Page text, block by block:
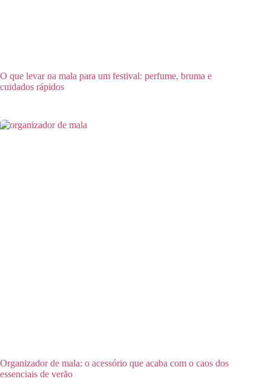
O que levar na mala para um festival: perfume, bruma e
cuidados rápidos
Organizador de mala: o acessório que acaba com o caos dos
essenciais de verão